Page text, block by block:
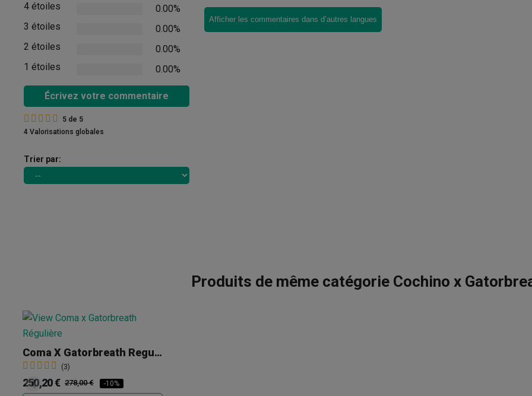
4 étoiles
0.00%
3 étoiles
0.00%
2 étoiles
0.00%
1 étoiles
0.00%
Écrivez votre commentaire
5 de 5
4 Valorisations globales
Trier par:
Afficher les commentaires dans d’autres langues
Produits de même catégorie Cochino x
Coma X Gatorbreath Regular
(3)
250,20 € 278,00 € -10%